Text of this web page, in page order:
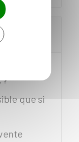
lors
?
que si